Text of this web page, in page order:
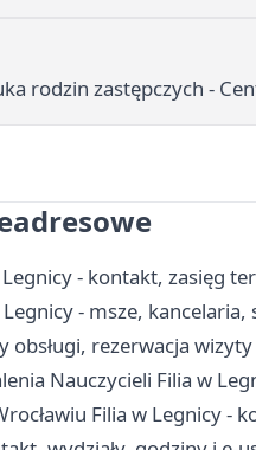
rodzin zastępczych -
- kontakt, zasięg
- msze,
obsługi, rezerwacja
Nauczycieli Filia w
Filia w Legnicy -